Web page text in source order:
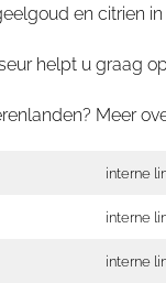
en citrien
helpt u graag
Meer
interne
interne
interne